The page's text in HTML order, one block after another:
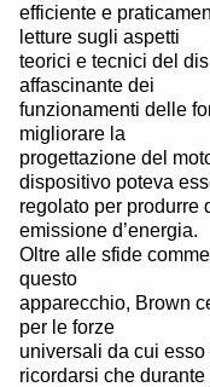
efficiente e
letture sugli aspetti
teorici e tecnici del
affascinante dei
funzionamenti delle
migliorare la
progettazione del
dispositivo poteva
regolato per produrre
emissione d’energia.
Oltre alle sfide
questo
apparecchio, Brown
per le forze
universali da cui
ricordarsi che durante